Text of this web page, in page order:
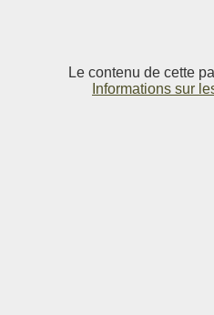
Le contenu de cette
Informations sur